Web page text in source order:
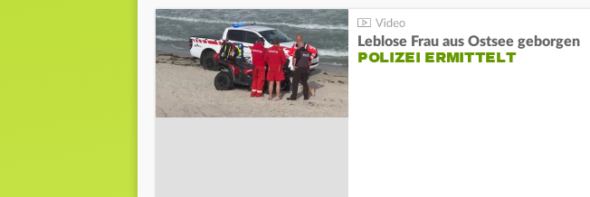
Leblose Frau aus Ostsee geborgen
POLIZEI ERMITTELT